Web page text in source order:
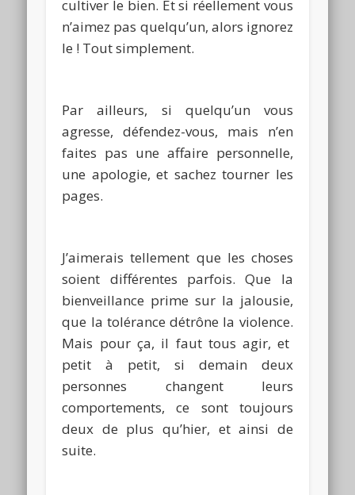
cultiver le bien. Et si réellement vous
n’aimez pas quelqu’un, alors ignorez
le ! Tout simplement.
Par ailleurs, si quelqu’un vous
agresse, défendez-vous, mais n’en
faites pas une affaire personnelle,
une apologie, et sachez tourner les
pages.
J’aimerais tellement que les choses
soient différentes parfois. Que la
bienveillance prime sur la jalousie,
que la tolérance détrône la violence.
Mais pour ça, il faut tous agir, et
petit à petit, si demain deux
personnes changent leurs
comportements, ce sont toujours
deux de plus qu’hier, et ainsi de
suite.